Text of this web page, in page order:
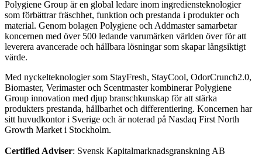
Polygiene Group är en global ledare inom ingrediensteknologier
som förbättrar fräschhet, funktion och prestanda i produkter och
material. Genom bolagen Polygiene och Addmaster samarbetar
koncernen med över 500 ledande varumärken världen över för att
leverera avancerade och hållbara lösningar som skapar långsiktigt
värde.
Med nyckelteknologier som StayFresh, StayCool, OdorCrunch2.0,
Biomaster, Verimaster och Scentmaster kombinerar Polygiene
Group innovation med djup branschkunskap för att stärka
produkters prestanda, hållbarhet och differentiering. Koncernen har
sitt huvudkontor i Sverige och är noterad på Nasdaq First North
Growth Market i Stockholm.
Certified Adviser: Svensk Kapitalmarknadsgranskning AB